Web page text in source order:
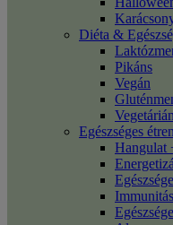
Diéta &
Pikáns
Vegán
Egészséges
Hangulat
Immunitás